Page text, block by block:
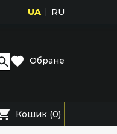
UA RU
Обране
Кошик (0)